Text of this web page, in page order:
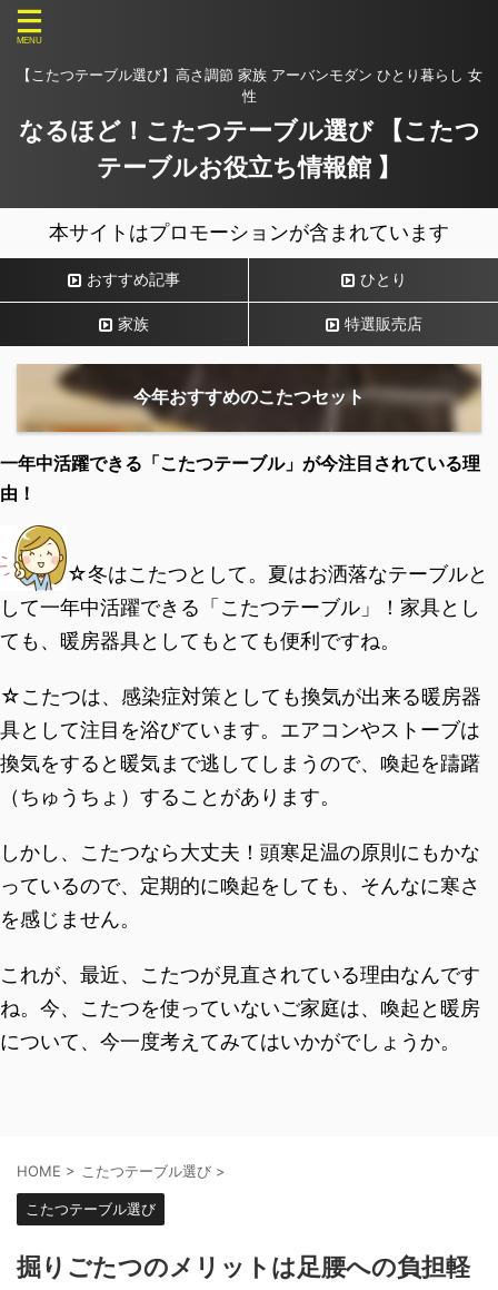
【こたつテーブル選び】高さ調節 家族 アーバンモダン ひとり暮らし 女
性
なるほど！こたつテーブル選び 【こたつ
テーブルお役立ち情報館 】
本サイトはプロモーションが含まれています
おすすめ記事 ひとり
家族 特選販売店
今年おすすめのこたつセット
一年中活躍できる「こたつテーブル」が今注目されている理
由！
☆冬はこたつとして。夏はお洒落なテーブルと
して一年中活躍できる「こたつテーブル」！家具とし
ても、暖房器具としてもとても便利ですね。
☆こたつは、感染症対策としても換気が出来る暖房器
具として注目を浴びています。エアコンやストーブは
換気をすると暖気まで逃してしまうので、喚起を躊躇
（ちゅうちょ）することがあります。
しかし、こたつなら大丈夫！頭寒足温の原則にもかな
っているので、定期的に喚起をしても、そんなに寒さ
を感じません。
これが、最近、こたつが見直されている理由なんです
ね。今、こたつを使っていないご家庭は、喚起と暖房
について、今一度考えてみてはいかがでしょうか。
HOME > こたつテーブル選び >
こたつテーブル選び
掘りごたつのメリットは足腰への負担軽